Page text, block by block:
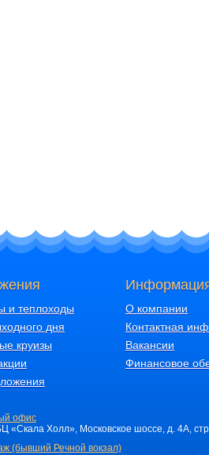
и теплоходы
дня
круизы
О компании
Контактная
Вакансии
Финансовое
офис
«Скала Холл», Московское шоссе, д. 4А,
(бывший Речной вокзал)